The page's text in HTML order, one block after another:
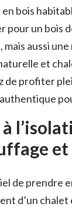
bois
pour un bois
aussi
et
de profiter
à
de prendre
d’un